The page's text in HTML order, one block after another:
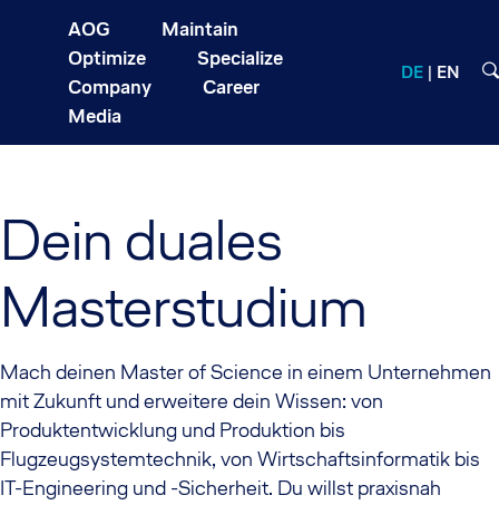
AOG
Maintain
Optimize
Specialize
Company
Career
Media
DE EN
Dein duales
Masterstudium
Mach deinen Master of Science in einem Unternehmen
mit Zukunft und erweitere dein Wissen: von
Produktentwicklung und Produktion bis
Flugzeugsystemtechnik, von Wirtschaftsinformatik bis
IT-Engineering und -Sicherheit. Du willst praxisnah